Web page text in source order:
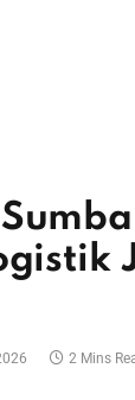
2 Mins